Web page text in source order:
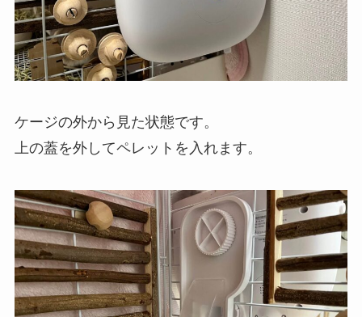
ケージの外から見た状態です。
上の蓋を外してペレットを入れます。